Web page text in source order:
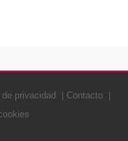
privacidad
Contacto